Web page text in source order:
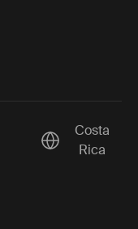
Current
Costa
Rica